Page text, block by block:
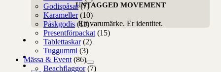
UNTAGGED MOVEMENT
Ert varumärke. Er identitet.
Godispåsar (7)
Karameller (10)
Påskgodis (11)
Presentförpackat (15)
Tablettaskar (2)
Tuggummi (3)
Mässa & Event (86)
Beachflaggor (7)